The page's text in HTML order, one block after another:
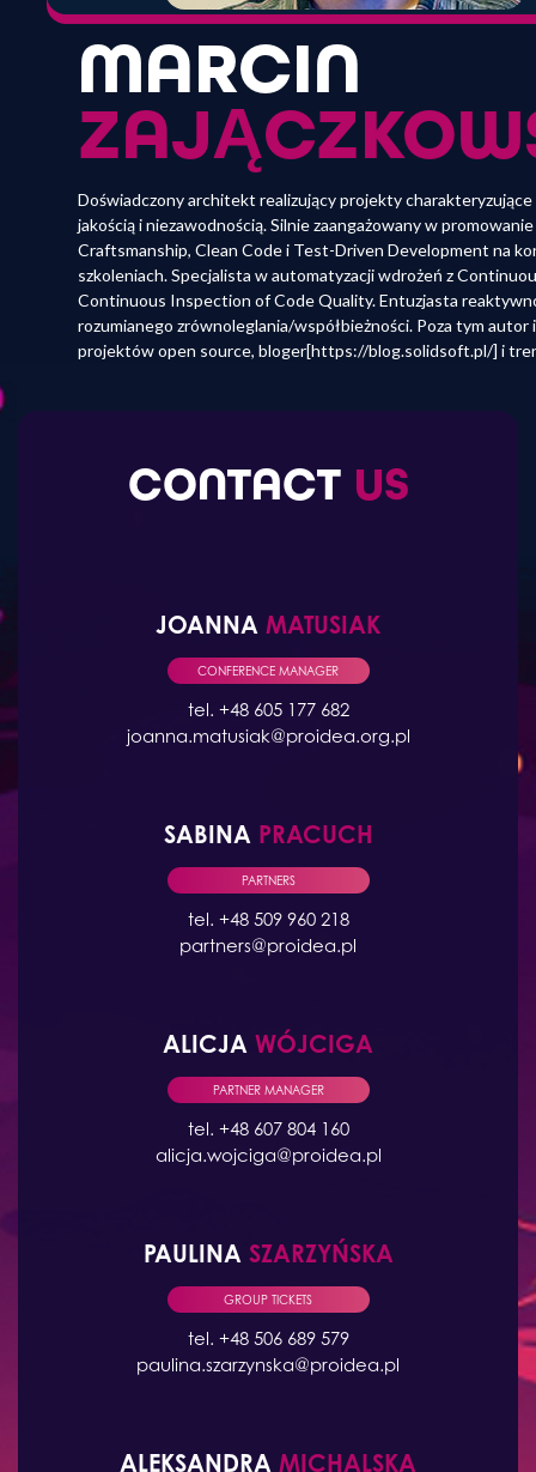
MARCIN
Doświadczony architekt realizujący projekty charakteryzujące
jakością i niezawodnością. Silnie zaangażowany w
Craftsmanship, Clean Code i Test-Driven Development na
szkoleniach. Specjalista w automatyzacji wdrożeń z
Continuous Inspection of Code Quality. Entuzjasta
rozumianego zrównoleglania/współbieżności. Poza tym
projektów open source, bloger[https://blog.solidsoft.pl/] i
CONTACT US
JOANNA MATUSIAK
CONFERENCE MANAGER
tel. +48 605 177 682
joanna.matusiak@proidea.org.pl
SABINA PRACUCH
PARTNERS
tel. +48 509 960 218
partners@proidea.pl
ALICJA WÓJCIGA
PARTNER MANAGER
tel. +48 607 804 160
alicja.wojciga@proidea.pl
PAULINA SZARZYŃSKA
GROUP TICKETS
tel. +48 506 689 579
paulina.szarzynska@proidea.pl
ALEKSANDRA MICHALSKA